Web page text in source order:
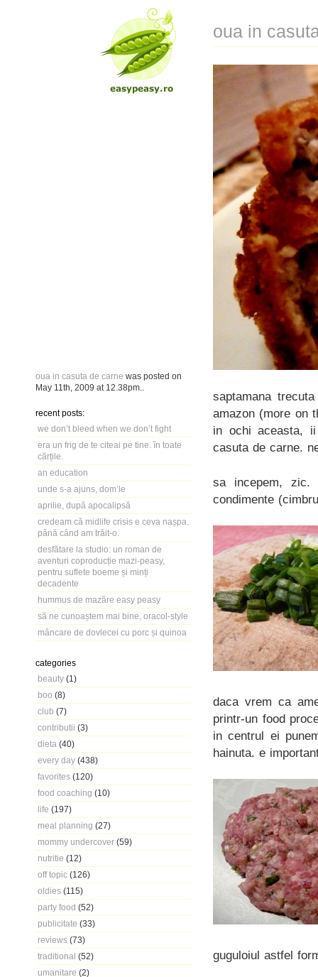
oua in casuta de carne was posted on
May 11th, 2009 at 12.38pm
recent posts:
we don’t bleed when we don’t fight
era un frig de te citeai pe tine. în toate
cărțile.
an education
unde s-a ajuns, dom’le
aprilie, după apocalipsă
credeam că midlife crisis e ceva nașpa.
până când am trăit-o.
desfătare la studio: un roman de
aventuri coproducție mazi-peasy,
pentru suflete boeme și minți
decadente
hummus de mazăre easy peasy
să ne cunoaștem mai bine, oracol-style
mâncare de dovlecei cu porc și quinoa
categories
beauty (1)
boo (8)
club (7)
contributii (3)
dieta (40)
every day (438)
favorites (120)
food coaching (10)
life (197)
meal planning (27)
mommy undercover (59)
nutritie (12)
off topic (126)
oldies (115)
party food (52)
publicitate (33)
reviews (73)
traditional (52)
umanitare (2)
oua in
saptamana
amazon (more on
in ochi aceasta,
casuta de carne.
sa incepem, zic.
condimente
daca vrem ca
printr-un food
in centrul ei
hainuta. e
guguloiul astfel